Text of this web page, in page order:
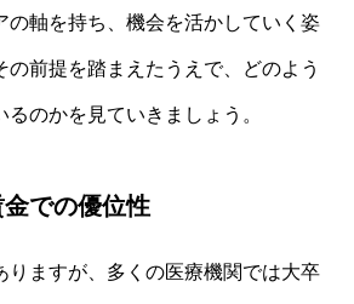
の軸を持ち、機会を活かしていく姿
の前提を踏まえたうえで、どのよう
のかを見ていきましょう。
での優位性
りますが、多くの医療機関では大卒